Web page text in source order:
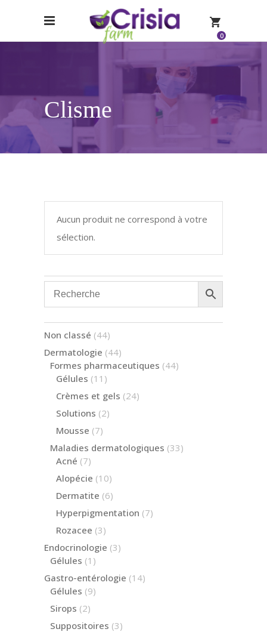
0
Clisme
Aucun produit ne correspond à votre
sélection.
Non classé 4444
Dermatologie 4444
produits
Formes pharmaceutiques 4444
Gélules 11 11
Crèmes et gels 2424
Solutions 22
Mousse 77
Maladies dermatologiques 3333
Acné 77
Alopécie 1010
Dermatite 66
Hyperpigmentation 77
Rozacee 33
Endocrinologie 33
Gélules 1 1
Gastro-entérologie 1414
Gélules 99
Sirops 22
Suppositoires 33